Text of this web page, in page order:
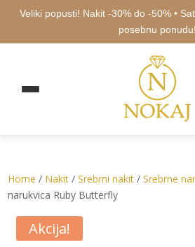
Veliki popusti! Nakit -30% do -50% •
posebnu ponudu!
Home / Nakit /Srebrni nakit /Srebrne
narukvica Ruby Butterfly
Akcija!